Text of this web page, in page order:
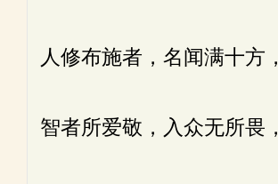
人修布施者，名闻满十方，
智者所爱敬，入众无所畏，